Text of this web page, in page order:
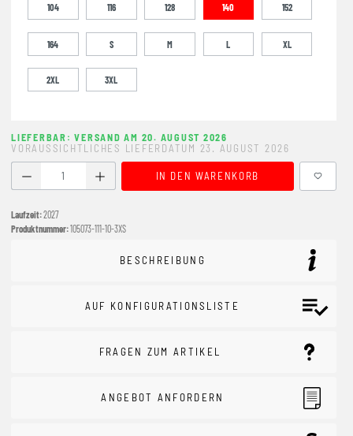
104 116 128 140 152
164 S M L XL
2XL 3XL
LIEFERBAR: VERSAND AM 20. AUGUST 2026
VORAUSSICHTLICHES LIEFERDATUM 23. AUGUST 2026
Produkt Anzahl: Gib den gewünschten Wert ein oder
IN DEN WARENKORB
Laufzeit:2027
Produktnummer:105073-111-10-3XS
BESCHREIBUNG
AUF KONFIGURATIONSLISTE
FRAGEN ZUM ARTIKEL
ANGEBOT ANFORDERN